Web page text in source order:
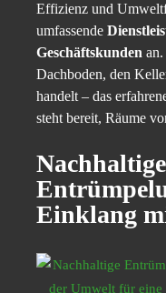
Effizienz und
umfassende
Geschäftskunden
Dachboden, den
handelt – das
steht bereit, Räume
Nachhaltige
Einklang